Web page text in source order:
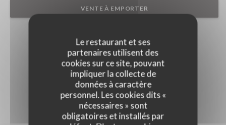
Le restaurant et ses
partenaires utilisent des
cookies sur ce site, pouvant
impliquer la collecte de
données à caractère
personnel. Les cookies dits «
nécessaires » sont
obligatoires et installés par
VENTE À EMPORTER